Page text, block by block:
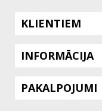
KLIENTIEM
INFORMĀCIJA
PAKALPOJUMI